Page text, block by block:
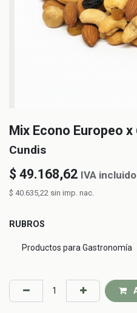
Mix Econo Europeo
Cundis
$ 49.168,62 IVA incluido
$ 40.635,22 sin imp. nac.
RUBROS
Productos para Gastronomía